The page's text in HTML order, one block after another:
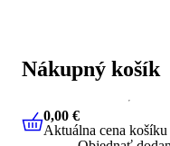
Nákupný košík
0,00 €Aktuálna
0,00 €
Aktuálna cena košíku